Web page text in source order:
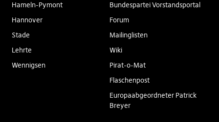
Hameln-Pymont
Hannover
Stade
Lehrte
Wennigsen
Bundespartei Vorstandsportal
Forum
Mailinglisten
Wiki
Pirat-o-Mat
Flaschenpost
Europaabgeordneter Patrick
Breyer